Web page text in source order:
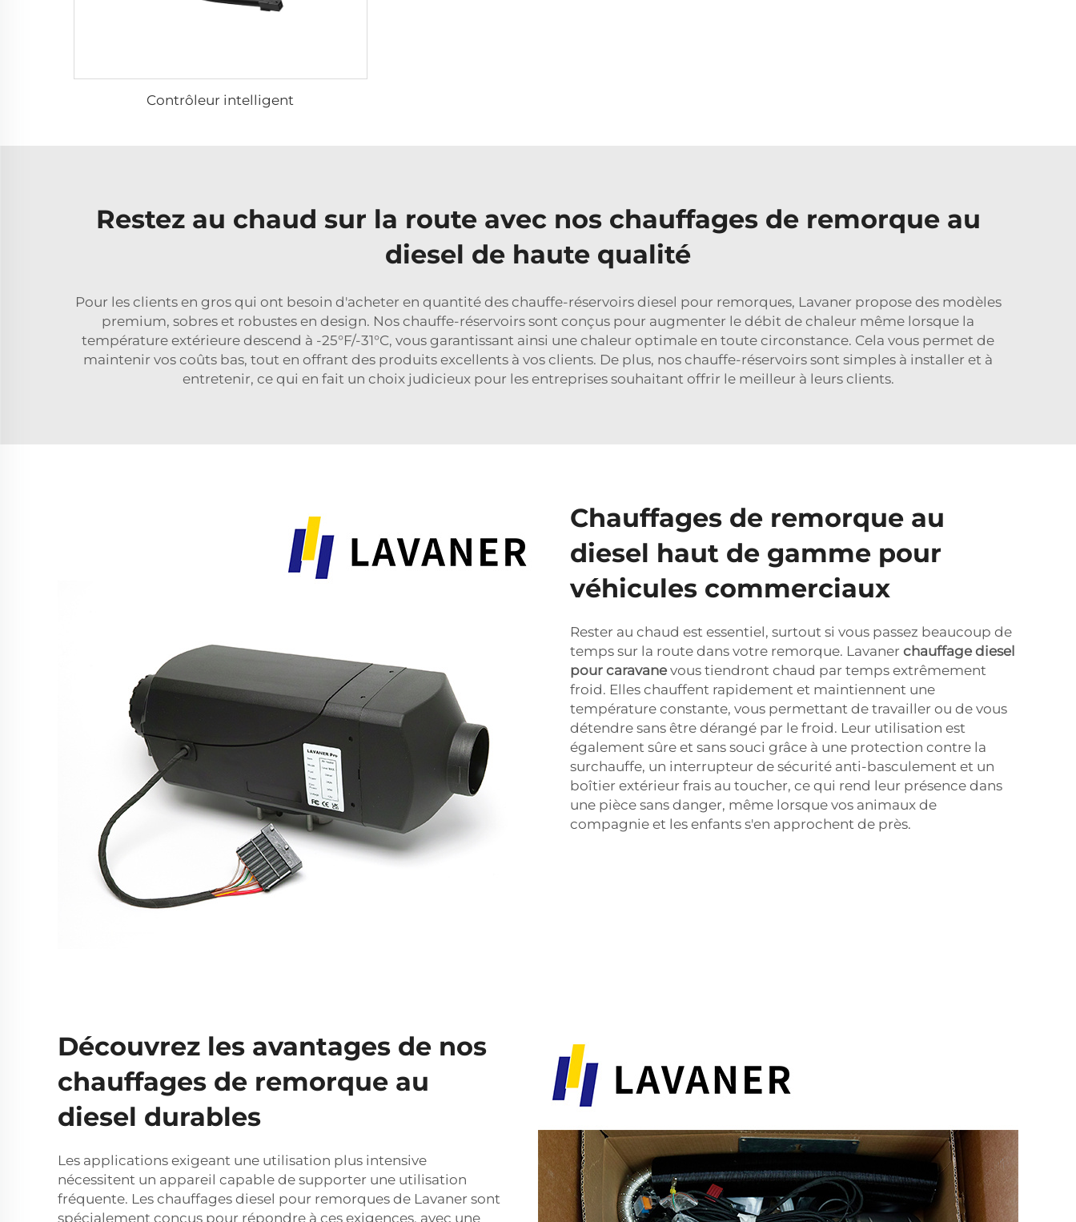
Contrôleur intelligent
Restez au chaud sur la route avec nos chauffages de remorque au
diesel de haute qualité
Pour les clients en gros qui ont besoin d'acheter en quantité des chauffe-réservoirs diesel pour remorques, Lavaner propose des modèles
premium, sobres et robustes en design. Nos chauffe-réservoirs sont conçus pour augmenter le débit de chaleur même lorsque la
température extérieure descend à -25°F/-31°C, vous garantissant ainsi une chaleur optimale en toute circonstance. Cela vous permet de
maintenir vos coûts bas, tout en offrant des produits excellents à vos clients. De plus, nos chauffe-réservoirs sont simples à installer et à
entretenir, ce qui en fait un choix judicieux pour les entreprises souhaitant offrir le meilleur à leurs clients.
Chauffages de remorque au
diesel haut de gamme pour
véhicules commerciaux
Rester au chaud est essentiel, surtout si vous passez beaucoup de
temps sur la route dans votre remorque. Lavaner chauffage diesel
pour caravanevous tiendront chaud par temps extrêmement
froid. Elles chauffent rapidement et maintiennent une
température constante, vous permettant de travailler ou de vous
détendre sans être dérangé par le froid. Leur utilisation est
également sûre et sans souci grâce à une protection contre la
surchauffe, un interrupteur de sécurité anti-basculement et un
boîtier extérieur frais au toucher, ce qui rend leur présence dans
une pièce sans danger, même lorsque vos animaux de
compagnie et les enfants s'en approchent de près.
Découvrez les avantages de nos
chauffages de remorque au
diesel durables
Les applications exigeant une utilisation plus intensive
nécessitent un appareil capable de supporter une utilisation
fréquente. Les chauffages diesel pour remorques de Lavaner sont
spécialement conçus pour répondre à ces exigences, avec une